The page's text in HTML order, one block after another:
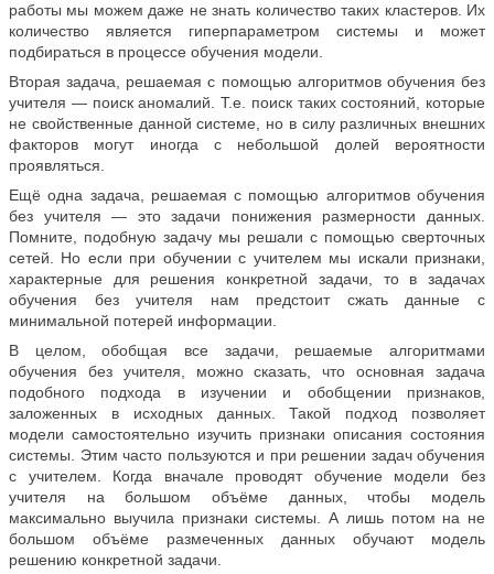
работы мы можем даже не знать количество таких кластеров. Их
количество является гиперпараметром системы и может
подбираться в процессе обучения модели.
Вторая задача, решаемая с помощью алгоритмов обучения без
учителя — поиск аномалий. Т.е. поиск таких состояний, которые
не свойственные данной системе, но в силу различных внешних
факторов могут иногда с небольшой долей вероятности
проявляться.
Ещё одна задача, решаемая с помощью алгоритмов обучения
без учителя — это задачи понижения размерности данных.
Помните, подобную задачу мы решали с помощью сверточных
сетей. Но если при обучении с учителем мы искали признаки,
характерные для решения конкретной задачи, то в задачах
обучения без учителя нам предстоит сжать данные с
минимальной потерей информации.
В целом, обобщая все задачи, решаемые алгоритмами
обучения без учителя, можно сказать, что основная задача
подобного подхода в изучении и обобщении признаков,
заложенных в исходных данных. Такой подход позволяет
модели самостоятельно изучить признаки описания состояния
системы. Этим часто пользуются и при решении задач обучения
с учителем. Когда вначале проводят обучение модели без
учителя на большом объёме данных, чтобы модель
максимально выучила признаки системы. А лишь потом на не
большом объёме размеченных данных обучают модель
решению конкретной задачи.